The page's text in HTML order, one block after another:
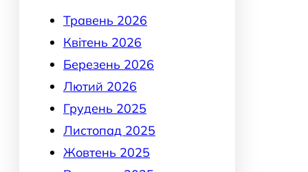
Травень 2026
Квітень 2026
Березень 2026
Лютий 2026
Грудень 2025
Листопад 2025
Жовтень 2025